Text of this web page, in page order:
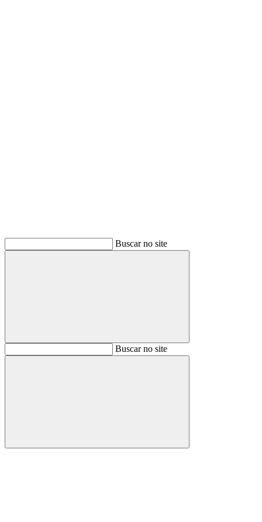
Buscar no site
BuscarBuscar no site
Buscar